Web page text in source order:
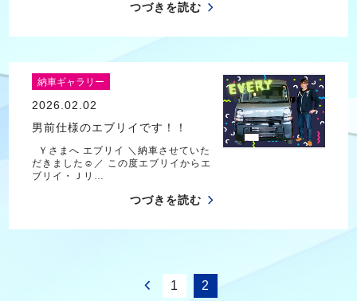
つづきを読む
納車ギャラリー
2026.02.02
男前仕様のエブリイです！！
Ｙさまへ エブリイ ＼納車させていた
だきました☺／ この度エブリイからエ
ブリイ・Ｊリ…
つづきを読む
1 2